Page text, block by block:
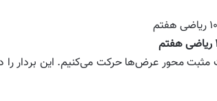
محور طول و سپس ۲ واحد به سمت مثبت محور عرض‌ها حرکت می‌کنیم.